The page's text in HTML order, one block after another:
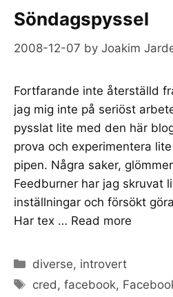
Söndagspyssel
2008-12-07 by Joakim
Fortfarande inte återställd
jag mig inte på seriöst
pysslat lite med den här
prova och experimentera
pipen. Några saker,
Feedburner har jag skruvat
inställningar och försökt
Har tex … Read more
Categories
diverse, introvert
Tags
cred ,facebook,